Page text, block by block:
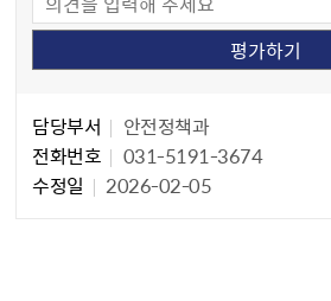
담당부서
안전정책과
전화번호
031-5191-3674
수정일
2026-02-05